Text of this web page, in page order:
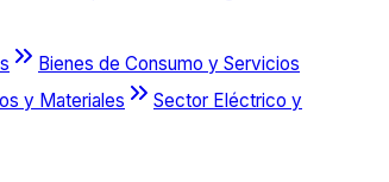
Bienes de Consumo y Servicios
y Materiales
Sector Eléctrico y